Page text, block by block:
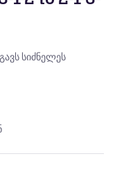
სიძნელეს